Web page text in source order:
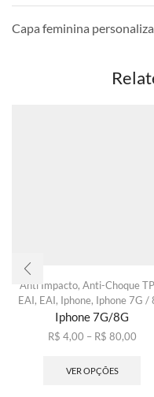
Capa feminina
Anti Impacto, Anti-Choque
EAI, EAI, Iphone, Iphone 7G /
Iphone 7G/8G
R$ 4,00 – R$ 80,00Faixa
VER OPÇÕES